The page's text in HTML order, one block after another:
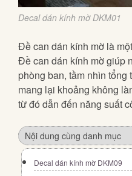
Decal dán kính mờ DKM01
Đề can dán kính mờ là
Đề can dán kính mờ giúp
phòng ban, tầm nhìn
mang lại khoảng không
từ đó dẫn đến năng suất
Nội dung cùng danh mục
Decal dán kính mờ DKM09